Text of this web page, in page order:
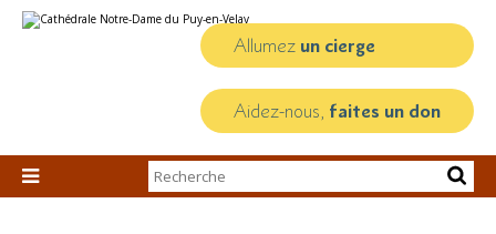
au
personnels
Allumez un cierge
Aidez-nous, faites un don

Chercher par
Recherche